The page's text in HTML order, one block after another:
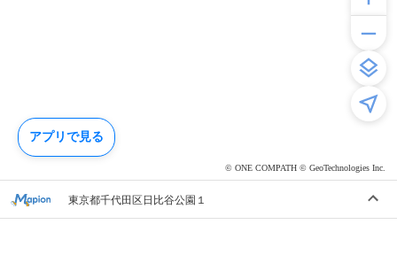
© ONE COMPATH © GeoTechnologies Inc.
東京都千代田区日比谷公園１
アプリで見る